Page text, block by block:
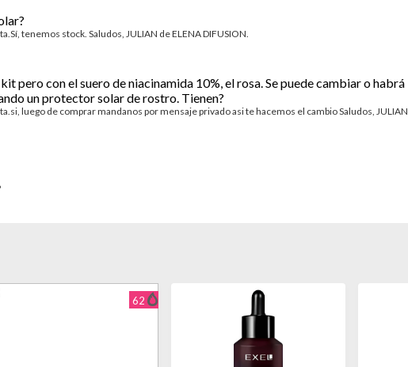
tenemos stock. Saludos, JULIAN de ELENA DIFUSION.
pero con el suero de niacinamida 10%, el rosa. Se puede cambiar o habrá
un protector solar de rostro. Tienen?
luego de comprar mandanos por mensaje privado asi te hacemos el cambio Saludos, JULIAN
62